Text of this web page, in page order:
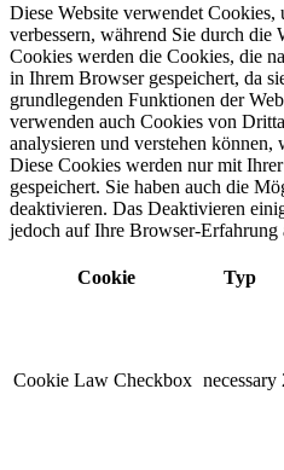
Diese Website verwendet Cookies,
verbessern, während Sie durch die
Cookies werden die Cookies, die
in Ihrem Browser gespeichert, da
grundlegenden Funktionen der
verwenden auch Cookies von
analysieren und verstehen können,
Diese Cookies werden nur mit
gespeichert. Sie haben auch die
deaktivieren. Das Deaktivieren
jedoch auf Ihre Browser-Erfahrung
Cookie Typ
Cookie Law Checkbox necessary